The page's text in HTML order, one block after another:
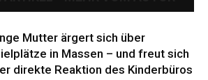
Mutter ärgert sich über
in Massen – und freut sich
direkte Reaktion des Kinderbüros